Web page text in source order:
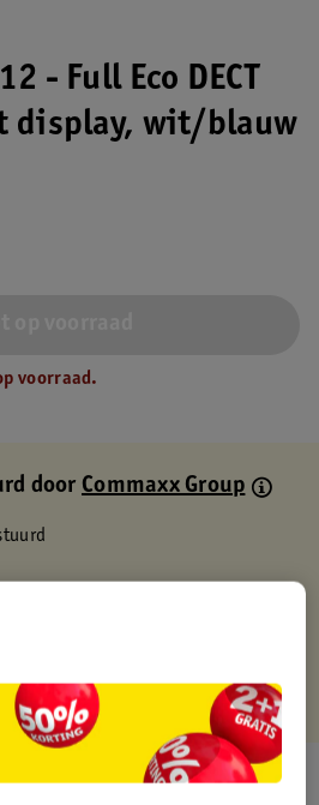
- Full Eco DECT
display, wit/blauw
voorraad.
doorCommaxx Group
kaart